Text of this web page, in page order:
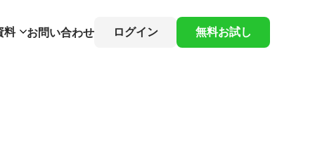
料 お問い合わせ ログイン 無料お試し